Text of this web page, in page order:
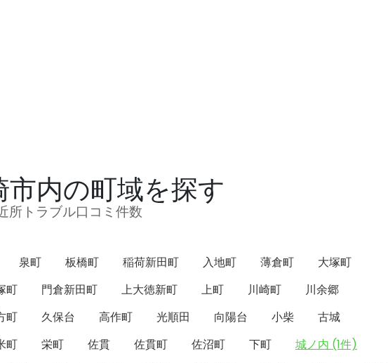
市内の町域を探す
所トラブル口コミ件数
泉町 板橋町 稲荷新田町 入地町 薄倉町
大塚町
町 門倉新田町 上大徳新町 上町 川崎町
川余郷
町 久保台 高作町 光順田 向陽台 小柴
古城
町 栄町 佐貫 佐貫町 佐沼町 下町
城ノ内 (1件)